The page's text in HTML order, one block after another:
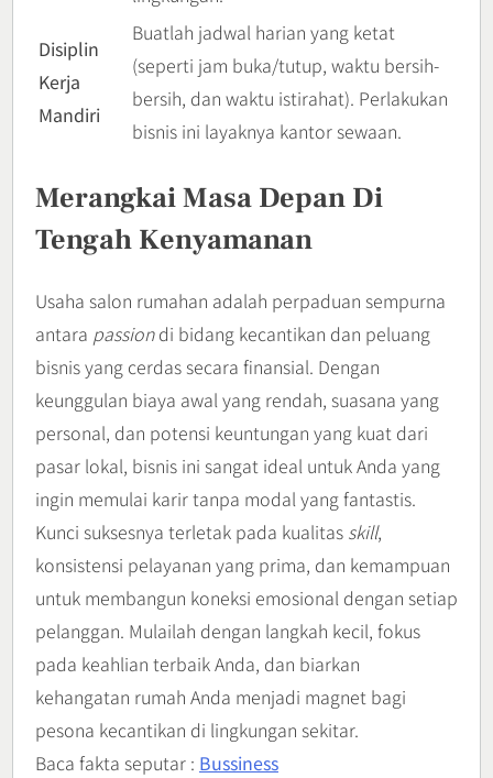
Disiplin
Kerja
Mandiri
Buatlah jadwal harian yang ketat
(seperti jam buka/tutup, waktu bersih-
bersih, dan waktu istirahat). Perlakukan
bisnis ini layaknya kantor sewaan.
Merangkai Masa Depan Di
Tengah Kenyamanan
Usaha salon rumahan adalah perpaduan sempurna
antara passiondi bidang kecantikan dan peluang
bisnis yang cerdas secara finansial. Dengan
keunggulan biaya awal yang rendah, suasana yang
personal, dan potensi keuntungan yang kuat dari
pasar lokal, bisnis ini sangat ideal untuk Anda yang
ingin memulai karir tanpa modal yang fantastis.
Kunci suksesnya terletak pada kualitas skill,
konsistensi pelayanan yang prima, dan kemampuan
untuk membangun koneksi emosional dengan setiap
pelanggan. Mulailah dengan langkah kecil, fokus
pada keahlian terbaik Anda, dan biarkan
kehangatan rumah Anda menjadi magnet bagi
pesona kecantikan di lingkungan sekitar.
Baca fakta seputar : Bussiness